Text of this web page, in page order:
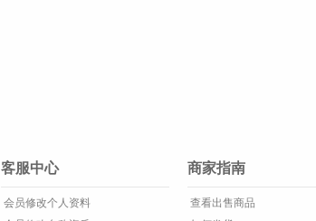
客服中心
会员修改个人资料
商家指南
查看出售商品